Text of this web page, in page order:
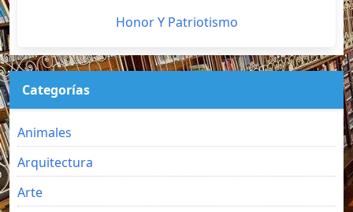
Honor Y Patriotismo
Categorías
Animales
Arquitectura
Arte